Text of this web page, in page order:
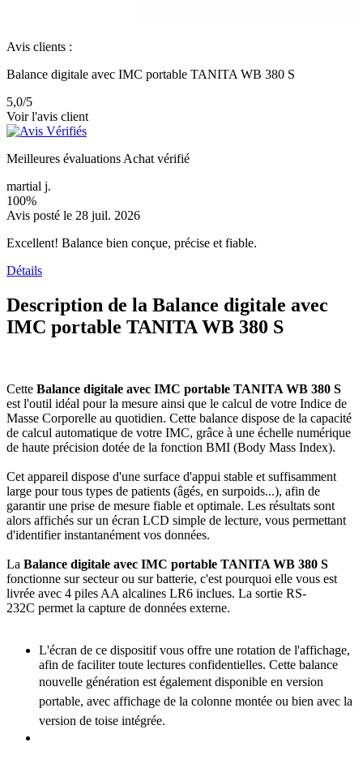
Avis clients :
Balance digitale avec IMC portable TANITA WB 380 S
5,0/5
Voir l'avis client
Meilleures évaluations Achat vérifié
martial j.
100%
Avis posté le 28 juil. 2026
Excellent! Balance bien conçue, précise et fiable.
Détails
Description de la Balance digitale avec
IMC portable TANITA WB 380 S
Cette Balance digitale avec IMC portable TANITA WB 380 S
est l'outil idéal pour la mesure ainsi que le calcul de votre Indice de
Masse Corporelle au quotidien. Cette balance dispose de la capacité
de calcul automatique de votre IMC, grâce à une échelle numérique
de haute précision dotée de la fonction BMI (Body Mass Index).
Cet appareil dispose d'une surface d'appui stable et suffisamment
large pour tous types de patients (âgés, en surpoids...), afin de
garantir une prise de mesure fiable et optimale. Les résultats sont
alors affichés sur un écran LCD simple de lecture, vous permettant
d'identifier instantanément vos données.
La Balance digitale avec IMC portable TANITA WB 380 S
fonctionne sur secteur ou sur batterie, c'est pourquoi elle vous est
livrée avec 4 piles AA alcalines LR6 inclues. La sortie RS-
232C permet la capture de données externe.
L'écran de ce dispositif vous offre une rotation de l'affichage,
afin de faciliter toute lectures confidentielles. Cette balance
nouvelle génération est également disponible en version
portable, avec affichage de la colonne montée ou bien avec la
version de toise intégrée.